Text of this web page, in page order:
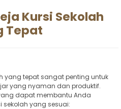
Kursi Sekolah
Tepat
yang tepat sangat penting untuk
yang nyaman dan produktif.
dapat membantu Anda
yang sesuai: